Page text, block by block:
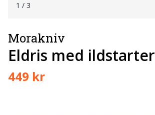
1 / 3
Morakniv
Eldris med ildstarter
449 kr